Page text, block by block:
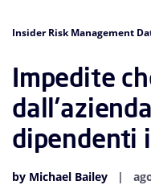
Insider Risk Management
Impedite
dipendenti
by Michael Bailey